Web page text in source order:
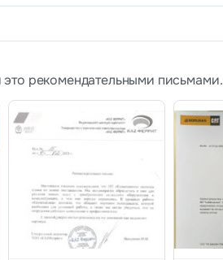
рекомендательными письмами.